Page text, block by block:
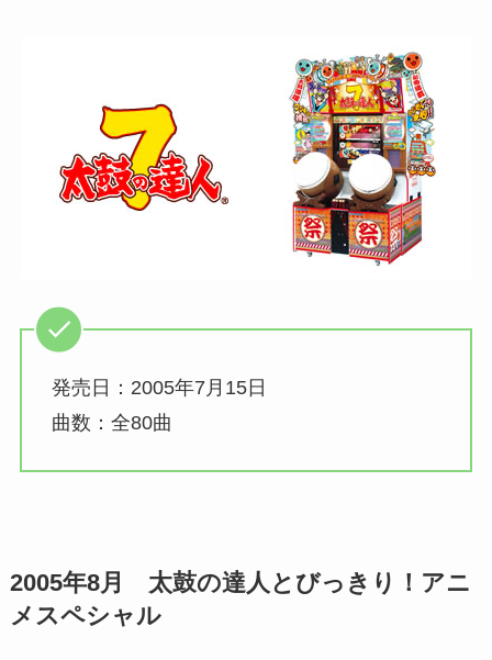
発売日：2005年7月15日
曲数：全80曲
2005年8月 太鼓の達人 とびっきり！アニ
メスペシャル